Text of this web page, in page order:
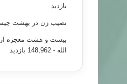
بازدید
نصیب زن در بهشت
بیست و هشت معجزه
الله - 148,962 بازدید